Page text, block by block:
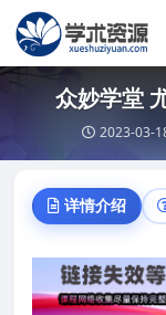
众妙学堂
2023-03-
详情介绍